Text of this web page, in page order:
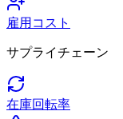
雇用コスト
サプライチェーン
在庫回転率